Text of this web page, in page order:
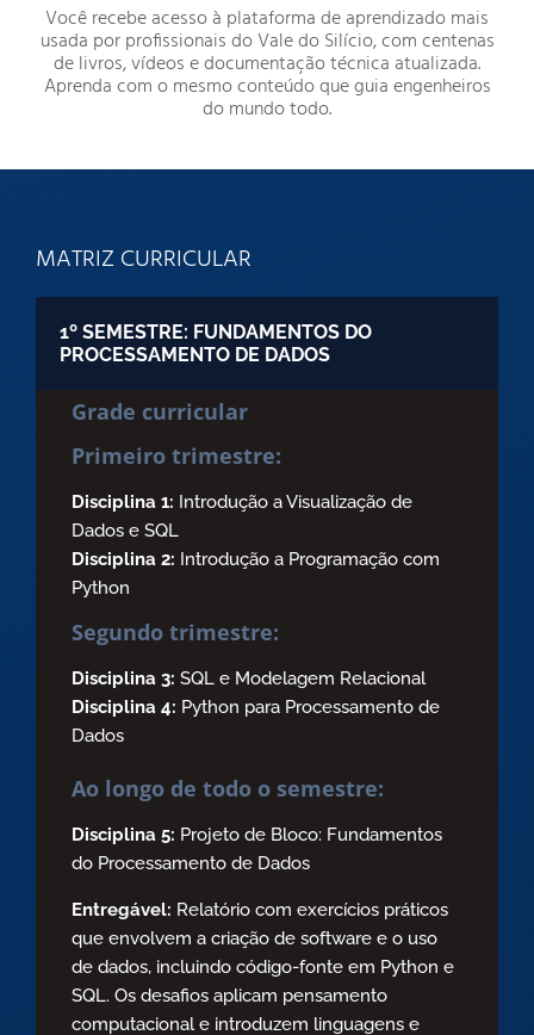
Você recebe acesso à plataforma de aprendizado mais
usada por profissionais do Vale do Silício, com centenas
de livros, vídeos e documentação técnica atualizada.
Aprenda com o mesmo conteúdo que guia engenheiros
do mundo todo.
MATRIZ CURRICULAR
1º SEMESTRE: FUNDAMENTOS DO
PROCESSAMENTO DE DADOS
Grade curricular
Primeiro trimestre:
Disciplina 1: Introdução a Visualização de
Dados e SQL
Disciplina 2: Introdução a Programação com
Python
Segundo trimestre:
Disciplina 3: SQL e Modelagem Relacional
Disciplina 4: Python para Processamento de
Dados
Ao longo de todo o semestre:
Disciplina 5: Projeto de Bloco: Fundamentos
do Processamento de Dados
Entregável: Relatório com exercícios práticos
que envolvem a criação de software e o uso
de dados, incluindo código-fonte em Python e
SQL. Os desafios aplicam pensamento
computacional e introduzem linguagens e